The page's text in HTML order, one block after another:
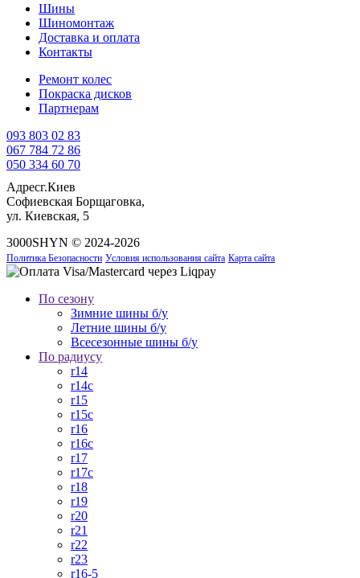
Шины
Шиномонтаж
Доставка и оплата
Контакты
Ремонт колес
Покраска дисков
Партнерам
093 803 02 83
067 784 72 86
050 334 60 70
Адресг.Киев
Софиевская Борщаговка,
ул. Киевская, 5
3000SHYN © 2024-2026
Политика Безопасности Условия использования сайта Карта сайта
По сезону
Зимние шины б/у
Летние шины б/у
Всесезонные шины б/у
По радиусу
r14
r14c
r15
r15c
r16
r16c
r17
r17c
r18
r19
r20
r21
r22
r23
r16-5